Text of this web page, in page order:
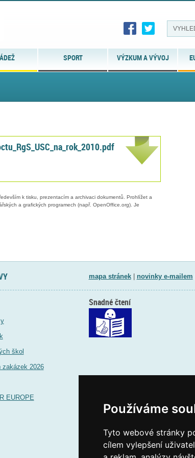
Používáme
Tyto webové stránky
cílem vylepšení
SPORT VÝZKUM A VÝVOJ
k tisku, prezentacím a archivaci dokumentů. Prohlížet a
a grafických programech (např. OpenOffice.org). Je
mapa stránek| novinky e-mailem
škol
zakázek 2026
EUROPE
Snadné čtení